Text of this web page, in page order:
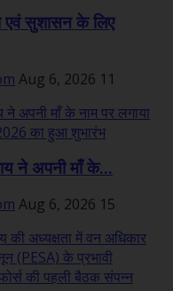
एवं सुशासन के लिए
Aug 6, 2026 11
ने अपनी माँ के...
Aug 6, 2026 15